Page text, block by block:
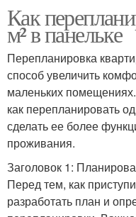
Как
м² в панельке
Перепланировка
способ увеличить
маленьких
как перепланировать
сделать ее более
проживания.
Заголовок 1:
Перед тем, как
разработать план и